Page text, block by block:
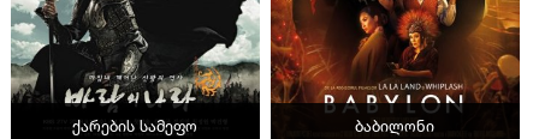
ქარების სამეფო ბაბილონი